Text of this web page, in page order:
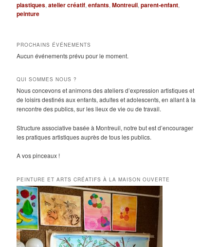
plastiques,atelier créatif,enfants,Montreuil,parent-enfant,
peinture
PROCHAINS ÉVÉNEMENTS
Aucun événements prévu pour le moment.
QUI SOMMES NOUS ?
Nous concevons et animons des ateliers d’expression artistiques et
de loisirs destinés aux enfants, adultes et adolescents, en allant à la
rencontre des publics, sur les lieux de vie ou de travail.
Structure associative basée à Montreuil, notre but est d’encourager
les pratiques artistiques auprès de tous les publics.
A vos pinceaux !
PEINTURE ET ARTS CRÉATIFS À LA MAISON OUVERTE